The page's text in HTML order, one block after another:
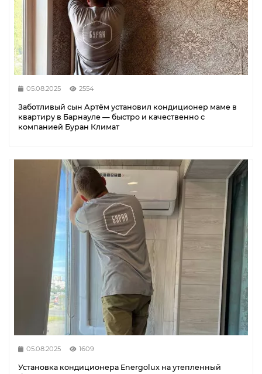
05.08.2025 2554
Заботливый сын Артём установил кондиционер маме в
квартиру в Барнауле — быстро и качественно с
компанией Буран Климат
05.08.2025 1609
Установка кондиционера Energolux на утепленный